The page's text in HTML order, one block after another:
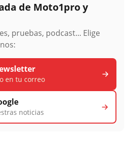
de Moto1pro y
pruebas, podcast... Elige
en tu correo
noticias